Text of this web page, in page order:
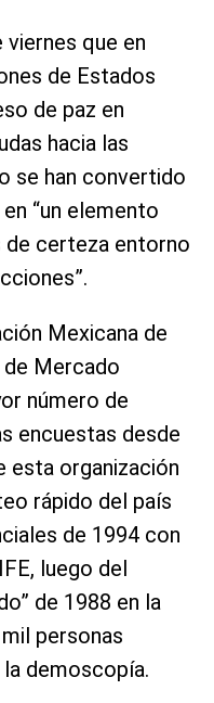
que en
de Estados
de paz en
hacia las
se han convertido
“un elemento
de certeza entorno
Mexicana de
Mercado
número de
encuestas desde
esta organización
rápido del país
de 1994 con
luego del
de 1988 en la
personas
demoscopía.